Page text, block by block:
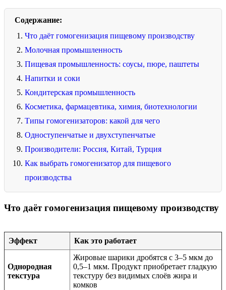
Содержание:
Что даёт гомогенизация пищевому производству
Молочная промышленность
Пищевая промышленность: соусы, пюре, паштеты
Напитки и соки
Кондитерская промышленность
Косметика, фармацевтика, химия, биотехнологии
Типы гомогенизаторов: какой для чего
Одноступенчатые и двухступенчатые
Производители: Россия, Китай, Турция
Как выбрать гомогенизатор для пищевого
производства
Что даёт гомогенизация пищевому производству
Эффект Как это работает
Однородная
текстура
Жировые шарики дробятся с 3–5 мкм до
0,5–1 мкм. Продукт приобретает гладкую
текстуру без видимых слоёв жира и
комков